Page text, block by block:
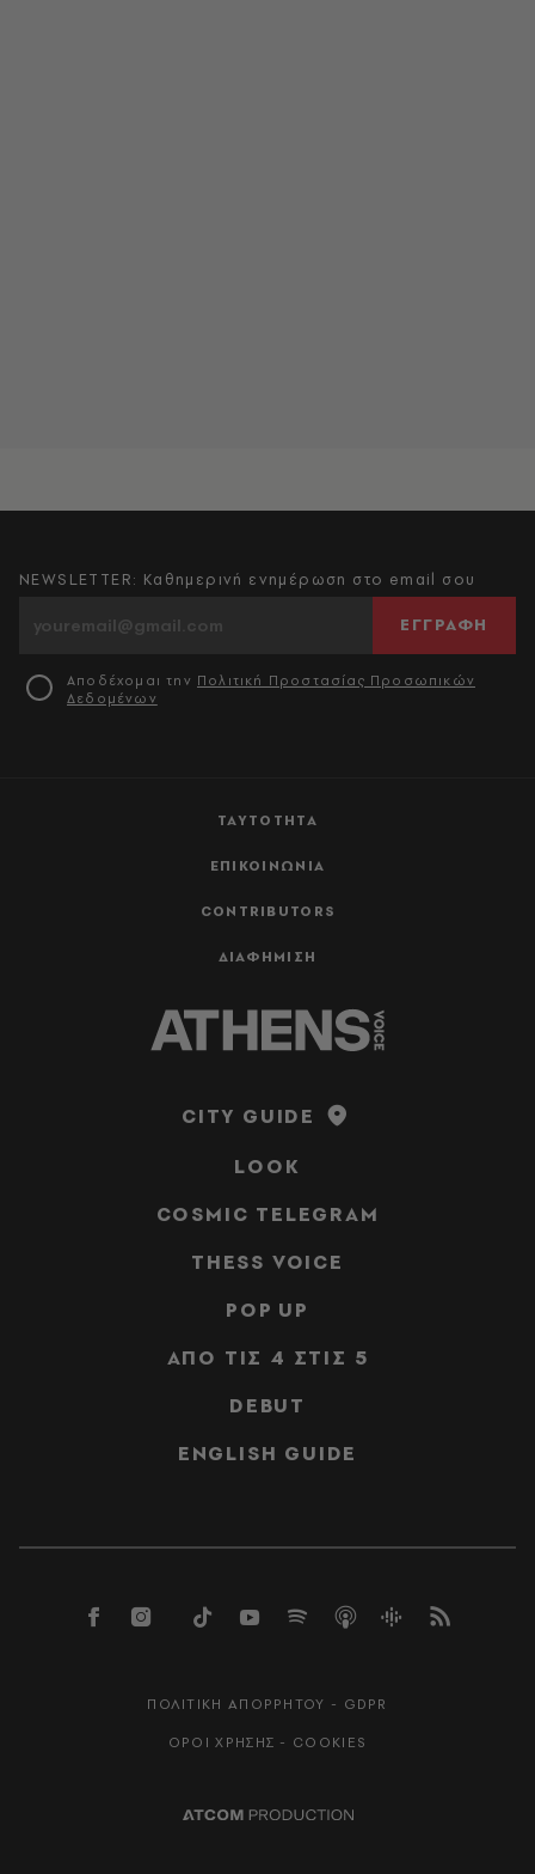
ΤΑΥΤΟΤΗΤΑ
ΕΠΙΚΟΙΝΩΝΙΑ
CONTRIBUTORS
ΔΙΑΦΗΜΙΣΗ
NEWSLETTER: Καθημερινή ενημέρωση στο email σου
ΕΓΓΡΑΦΗ
Αποδέχομαι την Πολιτική Προστασίας Προσωπικών
Δεδομένων
CITY GUIDE
LOOK
COSMIC TELEGRAM
THESS VOICE
POP UP
ΑΠΟ ΤΙΣ 4 ΣΤΙΣ 5
DEBUT
ENGLISH GUIDE
ΠΟΛΙΤΙΚΗ ΑΠΟΡΡΗΤΟΥ - GDPR
ΟΡΟΙ ΧΡΗΣΗΣ - COOKIES